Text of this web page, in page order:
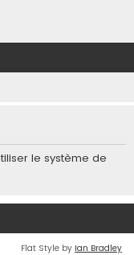
le système de
Flat Style by Ian Bradley